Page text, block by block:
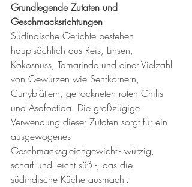
Grundlegende Zutaten und
Geschmacksrichtungen
Südindische Gerichte bestehen
hauptsächlich aus Reis, Linsen,
Kokosnuss, Tamarinde und einer Vielzahl
von Gewürzen wie Senfkörnern,
Curryblättern, getrockneten roten Chilis
und Asafoetida. Die großzügige
Verwendung dieser Zutaten sorgt für ein
ausgewogenes
Geschmacksgleichgewicht - würzig,
scharf und leicht süß -, das die
südindische Küche ausmacht.